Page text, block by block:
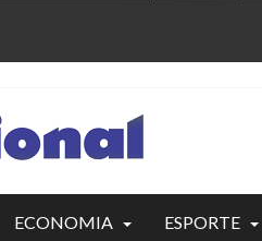
ECONOMIA ESPORTE